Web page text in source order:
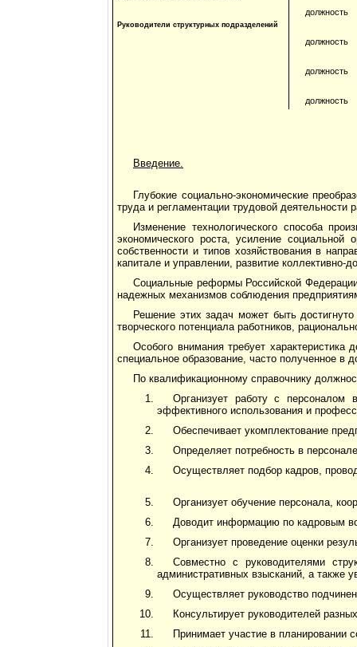
должность
Руководители структурных подразделений
должность
должность
должность
Введение.
Глубокие социально-экономические
труда и регламентации трудовой деятельности
Изменение технологического способа
экономического роста, усиление
собственности и типов хозяйствования в
капитале и управлении, развитие коллективно-
Социальные реформы Российской Федерации
надежных механизмов соблюдения
Решение этих задач может быть
творческого потенциала работников,
Особого внимания требует
специальное образование, часто полученное в
По квалификационному справочнику
Организует работу с персоналом
эффективного использования и
Обеспечивает укомплектование
Определяет потребность в
Осуществляет подбор кадров,
Организует обучение персонала,
Доводит информацию по кадровым
Организует проведение оценки
Совместно с руководителями
административных взысканий, а также
Осуществляет руководство
Консультирует руководителей
Принимает участие в планировании